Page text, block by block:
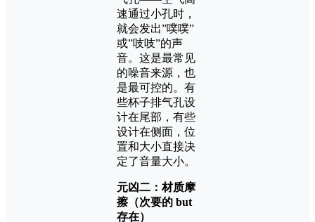
速通过小孔时，
就会发出”噗噗”
或”吱吱”的声
音。这是最常见
的噪音来源，也
是最可控的。有
些杯子排气孔设
计在尾部，有些
设计在侧面，位
置和大小直接决
定了音量大小。
元凶二：材质摩
擦（次要的 but
存在）